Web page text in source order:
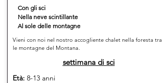
Con gli sci
Nella neve scintillante
Al sole delle montagne
Vieni con noi nel nostro accogliente chalet nella foresta tra
le montagne del Montana.
settimana di sci
Età: 8-13 anni